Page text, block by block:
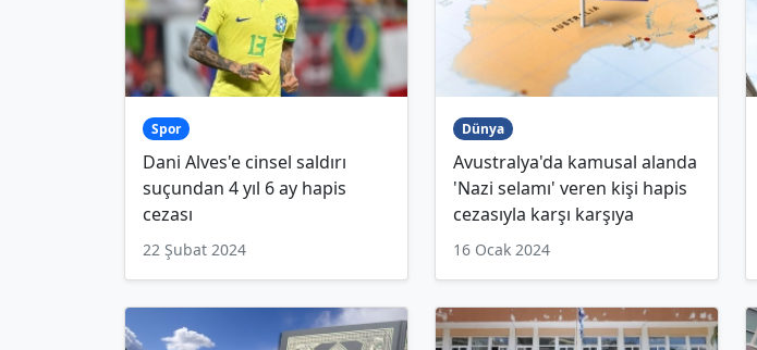
Spor
Dani Alves'e cinsel saldırı
suçundan 4 yıl 6 ay hapis
cezası
22 Şubat 2024
Dünya
Avustralya'da kamusal alanda
'Nazi selamı' veren kişi hapis
cezasıyla karşı karşıya
16 Ocak 2024